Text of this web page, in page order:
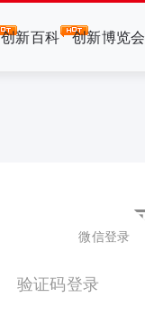
创新百科 创新博览会
微信登录
验证码登录